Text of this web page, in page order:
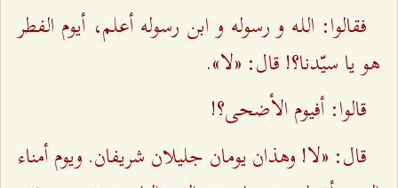
فقالوا: اللـه و رسوله و ابن رسوله أعلم، أيوم الفطر
هو يا سيّدنا؟! قال: «لا».
قالوا: أفيوم الأضحى؟!
قال: «لا! وهذان يومان جليلان شريفان. ويوم أمناء